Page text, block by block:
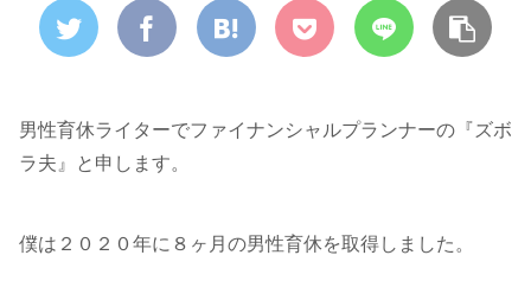
男性育休ライターでファイナンシャルプランナーの『ズボ
ラ夫』と申します。
僕は２０２０年に８ヶ月の男性育休を取得しました。